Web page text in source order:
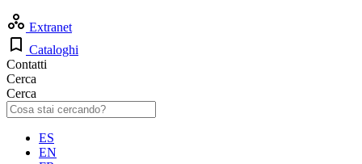
Extranet
Cataloghi
Contatti
Cerca
Cerca
ES
EN